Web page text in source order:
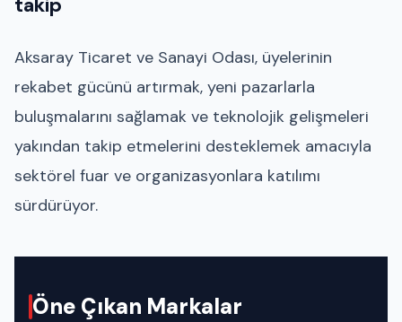
takip
Aksaray Ticaret ve Sanayi Odası, üyelerinin
rekabet gücünü artırmak, yeni pazarlarla
buluşmalarını sağlamak ve teknolojik gelişmeleri
yakından takip etmelerini desteklemek amacıyla
sektörel fuar ve organizasyonlara katılımı
sürdürüyor.
Öne Çıkan Markalar